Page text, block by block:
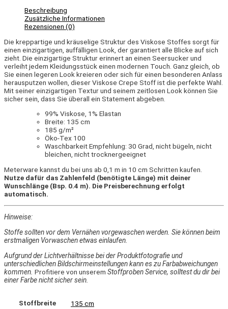
Beschreibung
Zusätzliche Informationen
Rezensionen (0)
Die kreppartige und kräuselige Struktur des Viskose Stoffes sorgt für
einen einzigartigen, auffälligen Look, der garantiert alle Blicke auf sich
zieht. Die einzigartige Struktur erinnert an einen Seersucker und
verleiht jedem Kleidungsstück einen modernen Touch. Ganz gleich, ob
Sie einen legeren Look kreieren oder sich für einen besonderen Anlass
herausputzen wollen, dieser Viskose Crepe Stoff ist die perfekte Wahl.
Mit seiner einzigartigen Textur und seinem zeitlosen Look können Sie
sicher sein, dass Sie überall ein Statement abgeben.
99% Viskose, 1% Elastan
Breite: 135 cm
185 g/m²
Öko-Tex 100
Waschbarkeit Empfehlung: 30 Grad, nicht bügeln, nicht
bleichen, nicht trocknergeeignet
Meterware kannst du bei uns ab 0,1 m in 10 cm Schritten kaufen.
Nutze dafür das Zahlenfeld (benötigte Länge) mit deiner
Wunschlänge (Bsp. 0.4 m). Die Preisberechnung erfolgt
automatisch.
Hinweise:
Stoffe sollten vor dem Vernähen vorgewaschen werden. Sie können beim
erstmaligen Vorwaschen etwas einlaufen.
Aufgrund der Lichtverhältnisse bei der Produktfotografie und
unterschiedlichen Bildschirmeinstellungen kann es zu Farbabweichungen
kommen. Profitiere von unserem Stoffproben Service, solltest du dir bei
einer Farbe nicht sicher sein.
Stoffbreite 135 cm